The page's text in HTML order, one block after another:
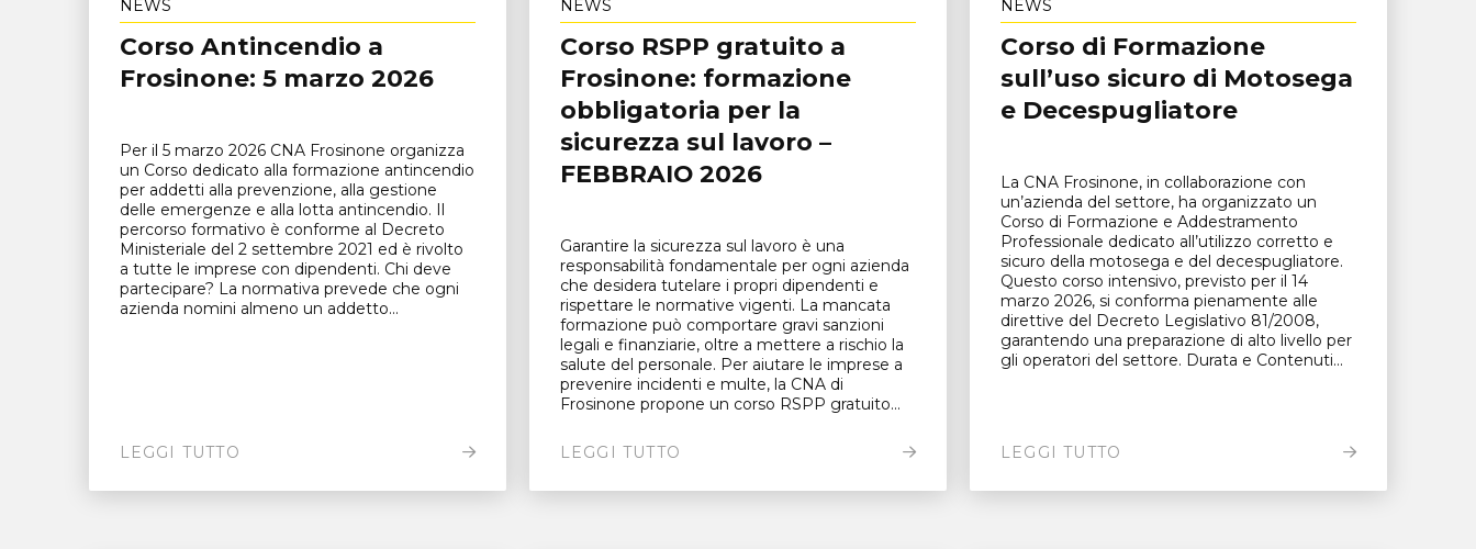
NEWS
Corso Antincendio a
Frosinone: 5 marzo 2026
Per il 5 marzo 2026 CNA Frosinone organizza
un Corso dedicato alla formazione antincendio
per addetti alla prevenzione, alla gestione
delle emergenze e alla lotta antincendio. Il
percorso formativo è conforme al Decreto
Ministeriale del 2 settembre 2021 ed è rivolto
a tutte le imprese con dipendenti. Chi deve
partecipare? La normativa prevede che ogni
azienda nomini almeno un addetto...
LEGGI TUTTO
NEWS
Corso RSPP gratuito a
Frosinone: formazione
obbligatoria per la
sicurezza sul lavoro –
FEBBRAIO 2026
Garantire la sicurezza sul lavoro è una
responsabilità fondamentale per ogni azienda
che desidera tutelare i propri dipendenti e
rispettare le normative vigenti. La mancata
formazione può comportare gravi sanzioni
legali e finanziarie, oltre a mettere a rischio la
salute del personale. Per aiutare le imprese a
prevenire incidenti e multe, la CNA di
Frosinone propone un corso RSPP gratuito...
LEGGI TUTTO
NEWS
Corso di Formazione
sull’uso sicuro di Motosega
e Decespugliatore
La CNA Frosinone, in collaborazione con
un’azienda del settore, ha organizzato un
Corso di Formazione e Addestramento
Professionale dedicato all’utilizzo corretto e
sicuro della motosega e del decespugliatore.
Questo corso intensivo, previsto per il 14
marzo 2026, si conforma pienamente alle
direttive del Decreto Legislativo 81/2008,
garantendo una preparazione di alto livello per
gli operatori del settore. Durata e Contenuti...
LEGGI TUTTO